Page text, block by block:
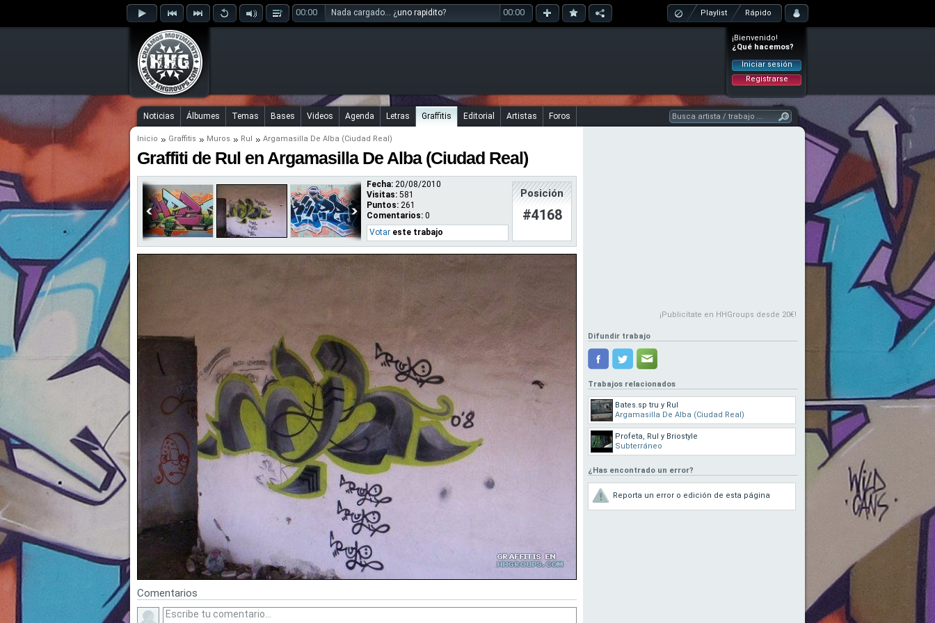
00:00 Nada cargado... ¿uno rapidito? 00:00 Playlist Rápido
¡Bienvenido!
¿Qué hacemos?
Iniciar sesión
Registrarse
Noticias Álbumes Temas Bases Videos Agenda Letras Graffitis Editorial Artistas Foros
Inicio Graffitis Muros Rul Argamasilla De Alba (Ciudad Real)
Graffiti de Rul en Argamasilla De Alba (Ciudad Real)
Fecha: 20/08/2010
Visitas: 581
Puntos: 261
Comentarios: 0
Votar este trabajo
Posición
#4168
Comentarios
¡Publicítate en HHGroups desde 20€!
Difundir trabajo
Trabajos relacionados
Bates.sp tru y Rul
Argamasilla De Alba (Ciudad Real)
Profeta, Rul y Briostyle
Subterráneo
¿Has encontrado un error?
Reporta un error o edición de esta página